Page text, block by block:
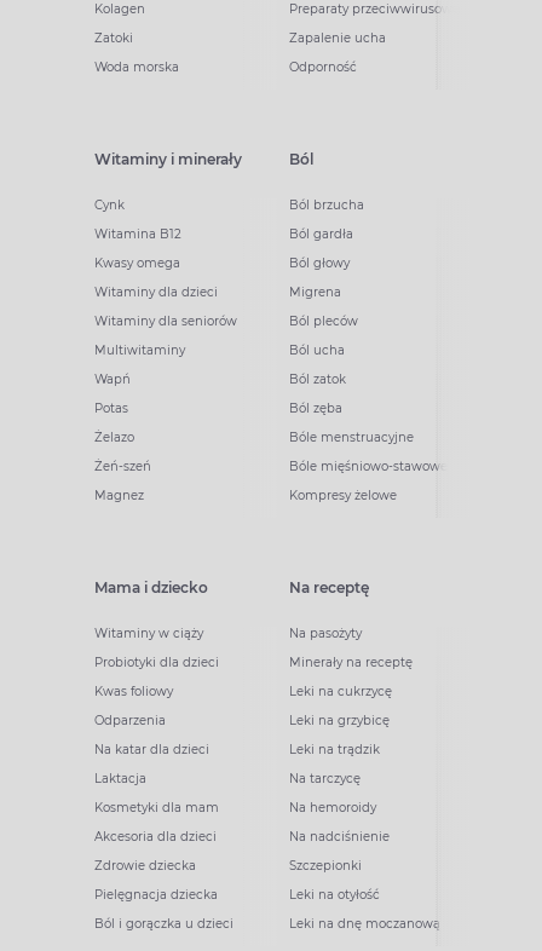
Kolagen
Zatoki
Woda morska
Preparaty przeciwwirusowe
Zapalenie ucha
Odporność
Witaminy i minerały
Cynk
Witamina B12
Kwasy omega
Witaminy dla dzieci
Witaminy dla seniorów
Multiwitaminy
Wapń
Potas
Żelazo
Żeń-szeń
Magnez
Ból
Ból brzucha
Ból gardła
Ból głowy
Migrena
Ból pleców
Ból ucha
Ból zatok
Ból zęba
Bóle menstruacyjne
Bóle mięśniowo-stawowe
Kompresy żelowe
Mama i dziecko
Witaminy w ciąży
Probiotyki dla dzieci
Kwas foliowy
Odparzenia
Na katar dla dzieci
Laktacja
Kosmetyki dla mam
Akcesoria dla dzieci
Zdrowie dziecka
Pielęgnacja dziecka
Ból i gorączka u dzieci
Na receptę
Na pasożyty
Minerały na receptę
Leki na cukrzycę
Leki na grzybicę
Leki na trądzik
Na tarczycę
Na hemoroidy
Na nadciśnienie
Szczepionki
Leki na otyłość
Leki na dnę moczanową